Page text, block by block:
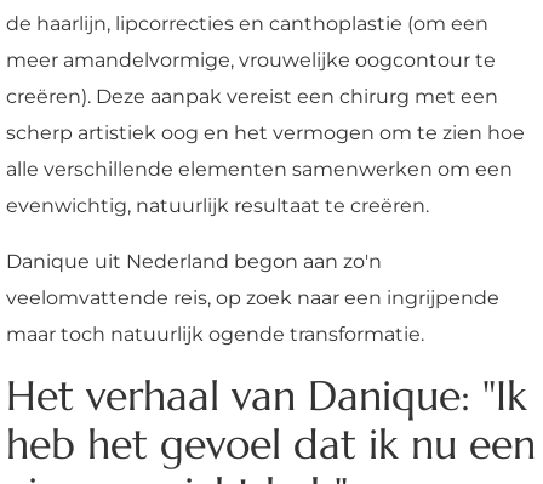
de haarlijn, lipcorrecties en canthoplastie (om een
meer amandelvormige, vrouwelijke oogcontour te
creëren). Deze aanpak vereist een chirurg met een
scherp artistiek oog en het vermogen om te zien hoe
alle verschillende elementen samenwerken om een
evenwichtig, natuurlijk resultaat te creëren.
Danique uit Nederland begon aan zo'n
veelomvattende reis, op zoek naar een ingrijpende
maar toch natuurlijk ogende transformatie.
Het verhaal van Danique: "Ik
heb het gevoel dat ik nu een